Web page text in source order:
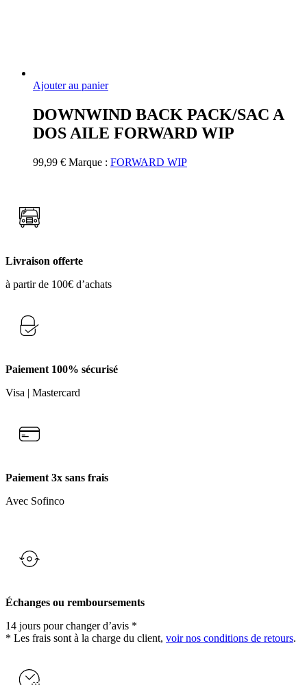
Ajouter au panier
DOWNWIND BACK PACK/SAC A
DOS AILE FORWARD WIP
99,99 € Marque : FORWARD WIP
Livraison offerte
à partir de 100€ d’achats
Paiement 100% sécurisé
Visa | Mastercard
Paiement 3x sans frais
Avec Sofinco
Échanges ou remboursements
14 jours pour changer d’avis *
* Les frais sont à la charge du client, voir nos conditions de retours.